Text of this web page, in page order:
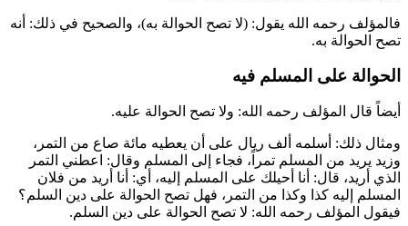
فالمؤلف رحمه الله يقول: (لا تصح الحوالة به)، والصحيح في ذلك: أنه
تصح الحوالة به.
الحوالة على المسلم فيه
أيضاً قال المؤلف رحمه الله: ولا تصح الحوالة عليه.
ومثال ذلك: أسلمه ألف ريال على أن يعطيه مائة صاع من التمر،
وزيد يريد من المسلم تمراً، فجاء إلى المسلم وقال: اعطني التمر
الذي أريد، قال: أنا أحيلك على المسلم إليه، أي: أنا أريد من فلان
المسلم إليه كذا وكذا من التمر، فهل تصح الحوالة على دين السلم؟
فيقول المؤلف رحمه الله: لا تصح الحوالة على دين السلم.